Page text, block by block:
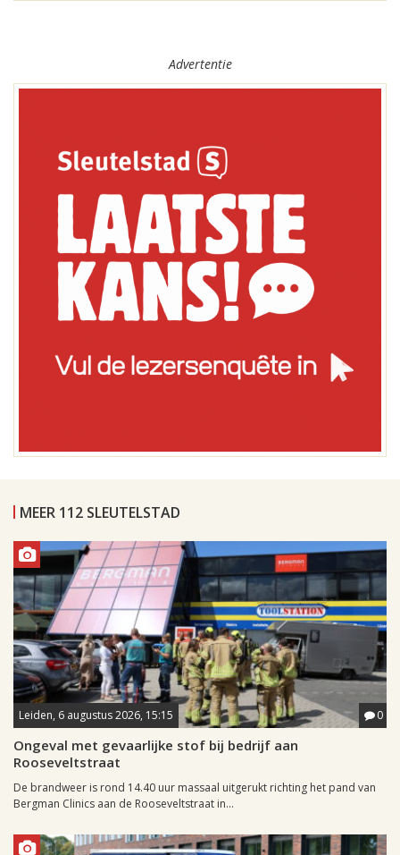
Advertentie
MEER 112 SLEUTELSTAD
Leiden, 6 augustus 2026, 15:15 0
Ongeval met gevaarlijke stof bij bedrijf aan
Rooseveltstraat
De brandweer is rond 14.40 uur massaal uitgerukt richting het pand van
Bergman Clinics aan de Rooseveltstraat in...